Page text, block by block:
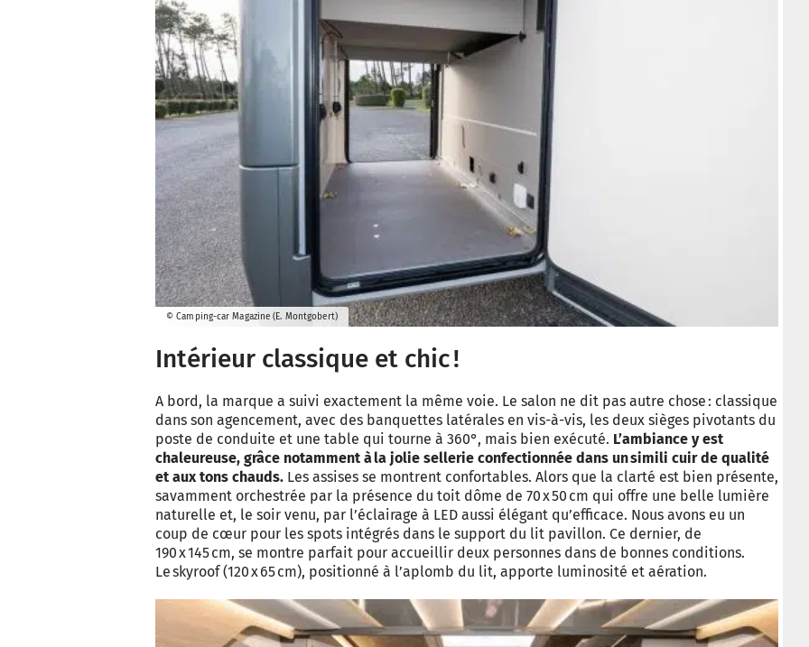
© Camping-car Magazine (E. Montgobert)
Intérieur classique et chic !
A bord, la marque a suivi exactement la même voie. Le salon ne dit pas autre chose : classique
dans son agencement, avec des banquettes latérales en vis-à-vis, les deux sièges pivotants du
poste de conduite et une table qui tourne à 360°, mais bien exécuté. L’ambiance y est
chaleureuse, grâce notamment à la jolie sellerie confectionnée dans un simili cuir de qualité
et aux tons chauds. Les assises se montrent confortables. Alors que la clarté est bien présente,
savamment orchestrée par la présence du toit dôme de 70 x 50 cm qui offre une belle lumière
naturelle et, le soir venu, par l’éclairage à LED aussi élégant qu’efficace. Nous avons eu un
coup de cœur pour les spots intégrés dans le support du lit pavillon. Ce dernier, de
190 x 145 cm, se montre parfait pour accueillir deux personnes dans de bonnes conditions.
Le skyroof (120 x 65 cm), positionné à l’aplomb du lit, apporte luminosité et aération.